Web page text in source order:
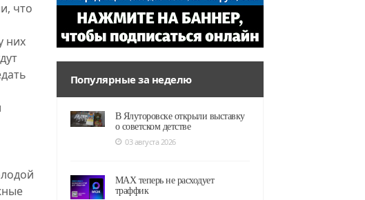
что
них
Популярные за неделю
В Ялуторовске открыли выставку
о советском детстве
03 августа 2026
MAX теперь не расходует
траффик